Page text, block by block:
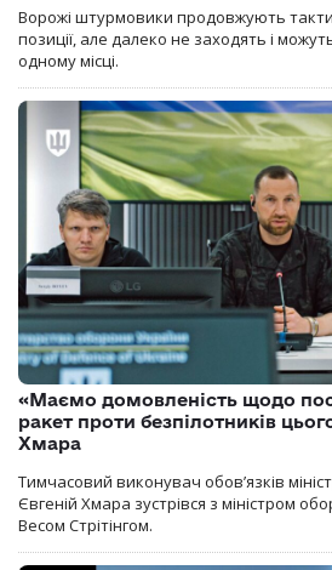
Ворожі штурмовики продовжують
позиції, але далеко не заходять і
одному місці.
«Маємо домовленість щодо
ракет проти безпілотників
Хмара
Тимчасовий виконувач обов’язків
Євгеній Хмара зустрівся з міністром
Весом Стрітінгом.